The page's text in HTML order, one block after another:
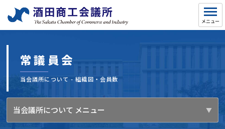
常議員会
当会議所について - 組織図・会員数
当会議所について メニュー